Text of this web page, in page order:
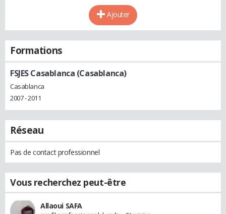
Ajouter
Formations
FSJES Casablanca (Casablanca)
Casablanca
2007 - 2011
Réseau
Pas de contact professionnel
Vous recherchez peut-être
Allaoui SAFA